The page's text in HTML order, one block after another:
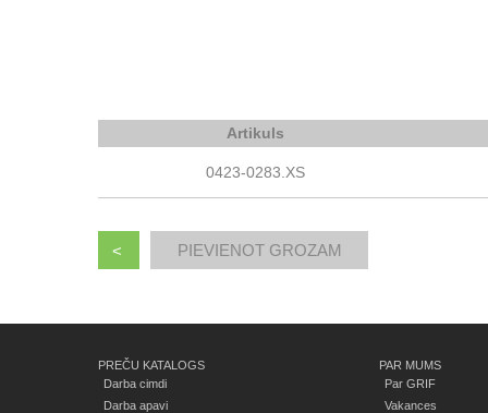
Artikuls
0423-0283.XS
<
PREČU KATALOGS
Darba cimdi
Darba apavi
PAR MUMS
Par GRIF
Vakances